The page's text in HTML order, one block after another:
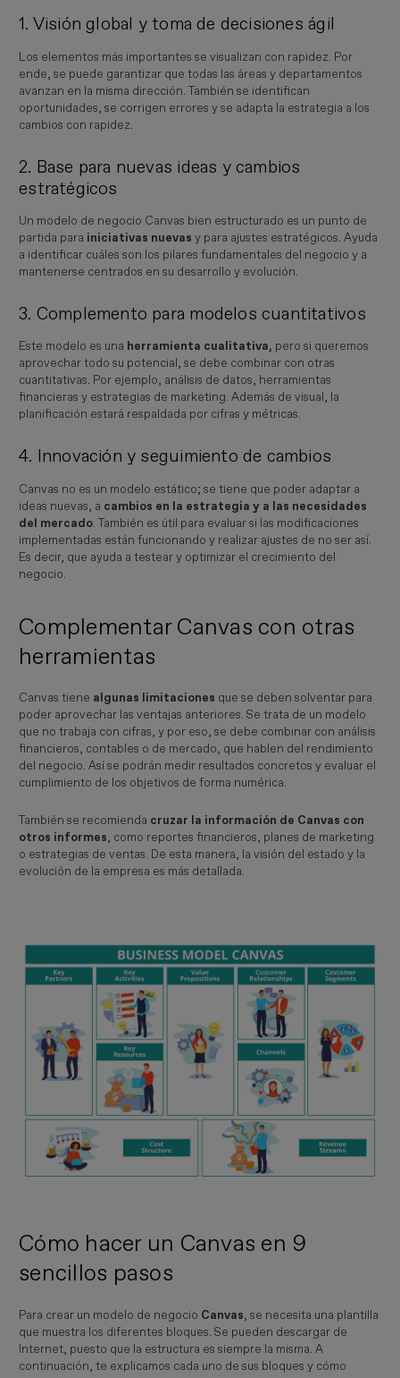
1. Visión global y toma de decisiones ágil
Los elementos más importantes se visualizan con rapidez. Por
ende, se puede garantizar que todas las áreas y departamentos
avanzan en la misma dirección. También se identifican
oportunidades, se corrigen errores y se adapta la estrategia a los
cambios con rapidez.
2. Base para nuevas ideas y cambios
estratégicos
Un modelo de negocio Canvas bien estructurado es un punto de
partida para iniciativas nuevas y para ajustes estratégicos. Ayuda
a identificar cuáles son los pilares fundamentales del negocio y a
mantenerse centrados en su desarrollo y evolución.
3. Complemento para modelos cuantitativos
Este modelo es una herramienta cualitativa, pero si queremos
aprovechar todo su potencial, se debe combinar con otras
cuantitativas. Por ejemplo, análisis de datos, herramientas
financieras y estrategias de marketing. Además de visual, la
planificación estará respaldada por cifras y métricas.
4. Innovación y seguimiento de cambios
Canvas no es un modelo estático; se tiene que poder adaptar a
ideas nuevas, a cambios en la estrategia y a las necesidades
del mercado. También es útil para evaluar si las modificaciones
implementadas están funcionando y realizar ajustes de no ser así.
Es decir, que ayuda a testear y optimizar el crecimiento del
negocio.
Complementar Canvas con otras
herramientas
Canvas tiene algunas limitaciones que se deben solventar para
poder aprovechar las ventajas anteriores. Se trata de un modelo
que no trabaja con cifras, y por eso, se debe combinar con análisis
financieros, contables o de mercado, que hablen del rendimiento
del negocio. Así se podrán medir resultados concretos y evaluar el
cumplimiento de los objetivos de forma numérica.
También se recomienda cruzar la información de Canvas con
otros informes, como reportes financieros, planes de marketing
o estrategias de ventas. De esta manera, la visión del estado y la
evolución de la empresa es más detallada.
Imagen
Cómo hacer un Canvas en 9
sencillos pasos
Para crear un modelo de negocio Canvas, se necesita una plantilla
que muestra los diferentes bloques. Se pueden descargar de
Internet, puesto que la estructura es siempre la misma. A
continuación, te explicamos cada uno de sus bloques y cómo